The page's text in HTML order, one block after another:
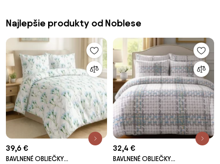
Najlepšie produkty od Noblese
39,6 €
BAVLNENÉ OBLIEČKY
32,4 €
BAVLNENÉ OBLIEČKY